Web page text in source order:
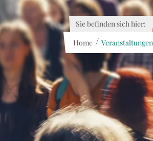
Sie befinden sich hier:
Home / Veranstaltungen